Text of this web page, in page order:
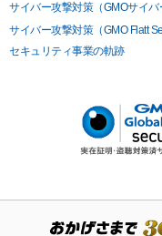
サイバー攻撃対策（GMOサイバ
サイバー攻撃対策（GMO Flatt
セキュリティ事業の軌跡